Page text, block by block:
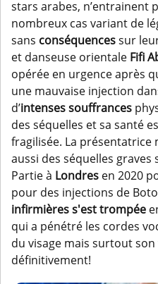
stars arabes, n’entrainent
nombreux cas variant de
sans conséquencessur
et danseuse orientale Fifi
opérée en urgence après
une mauvaise injection
d’intenses souffrances
des séquelles et sa santé
fragilisée. La présentatrice
aussi des séquelles
Partie à Londres en 2020
pour des injections de
infirmières s'est trompée
qui a pénétré les cordes
du visage mais surtout
définitivement!